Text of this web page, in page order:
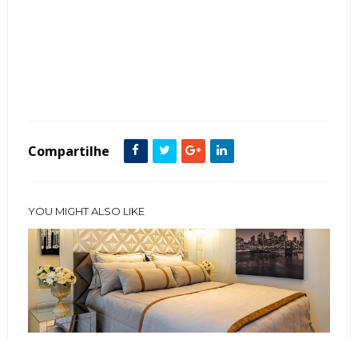
Compartilhe
YOU MIGHT ALSO LIKE